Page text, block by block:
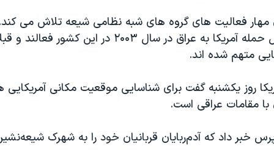
مهار فعالیت های گروه های شبه نظامی شیعه تلاش می
گروه ها به دنبال حمله آمریکا به عراق در سال ۲۰۰۳ در
متهم شده اند.
روز یکشنبه گفت برای شناسایی موقعیت مکانی آمریکایی
مقامات عراقی است.
خبر داد که آدم‌ربایان قربانیان خود را به شهرک